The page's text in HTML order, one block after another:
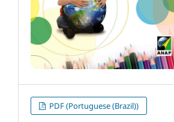
PDF (Portuguese (Brazil))